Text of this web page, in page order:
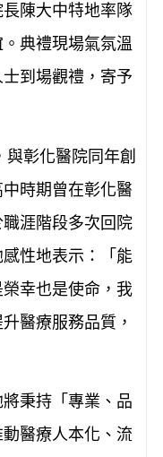
陳大中特地率隊
典禮現場氣氛溫
到場觀禮，寄予
彰化醫院同年創
時期曾在彰化醫
涯階段多次回院
性地表示：「能
幸也是使命，我
醫療服務品質，
秉持「專業、品
醫療人本化、流